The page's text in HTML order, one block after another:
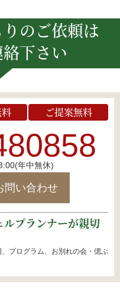
のご依頼は
下さい
ご提案無料
年中無休)
問い合わせ
プランナーが親切
プログラム、お別れの会・偲ぶ